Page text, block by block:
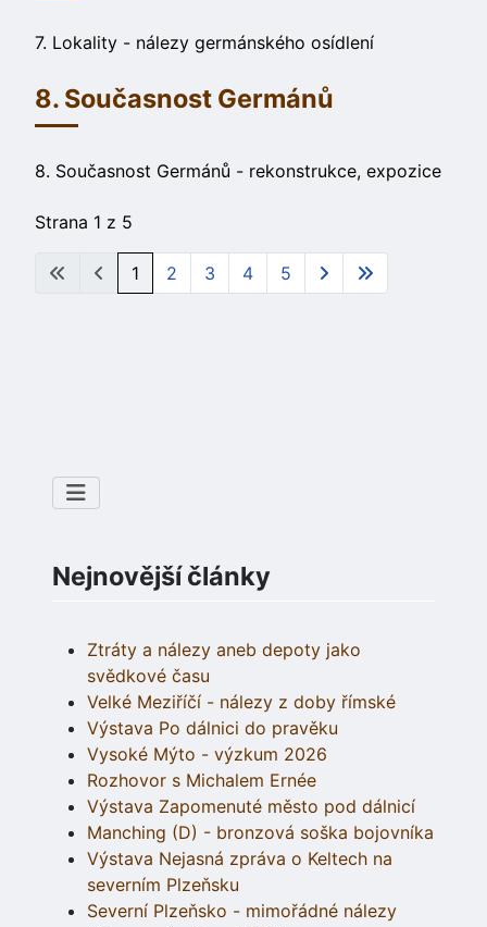
7. Lokality - nálezy germánského osídlení
8. Současnost Germánů
8. Současnost Germánů - rekonstrukce, expozice
Strana 1 z 5
1 2 3 4 5
Nejnovější články
Ztráty a nálezy aneb depoty jako
svědkové času
Velké Meziříčí - nálezy z doby římské
Výstava Po dálnici do pravěku
Vysoké Mýto - výzkum 2026
Rozhovor s Michalem Ernée
Výstava Zapomenuté město pod dálnicí
Manching (D) - bronzová soška bojovníka
Výstava Nejasná zpráva o Keltech na
severním Plzeňsku
Severní Plzeňsko - mimořádné nálezy